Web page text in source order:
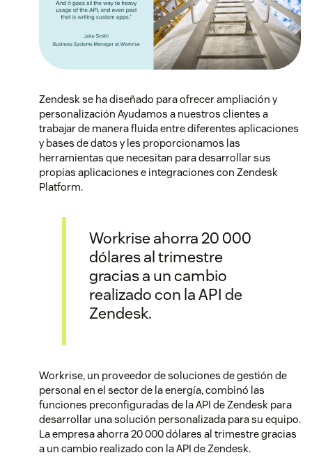
Zendesk se ha diseñado para ofrecer ampliación y
personalización Ayudamos a nuestros clientes a
trabajar de manera fluida entre diferentes aplicaciones
y bases de datos y les proporcionamos las
herramientas que necesitan para desarrollar sus
propias aplicaciones e integraciones con Zendesk
Platform.
Workrise ahorra 20 000
dólares al trimestre
gracias a un cambio
realizado con la API de
Zendesk.
Workrise, un proveedor de soluciones de gestión de
personal en el sector de la energía, combinó las
funciones preconfiguradas de la API de Zendesk para
desarrollar una solución personalizada para su equipo.
La empresa ahorra 20 000 dólares al trimestre gracias
a un cambio realizado con la API de Zendesk.